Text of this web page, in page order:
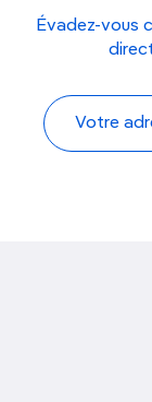
Évadez-vous